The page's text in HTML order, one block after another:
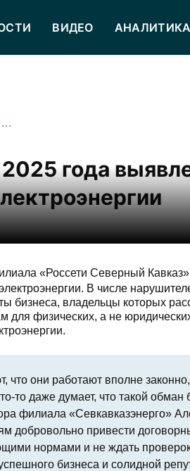
ВИДЕО АНАЛИТИКА
В Северной Осетии с начала 2025 года выявлено 76 фактов нецелевого использования электроэнергии
года
«Россети Северный
В числе
бизнеса, владельцы которых
для физических, а не
они работают вполне законно,
то даже думает, что такой обман
филиала «Севкавказэнерго»
добровольно привести
нормами и не ждать
бизнеса и солидной